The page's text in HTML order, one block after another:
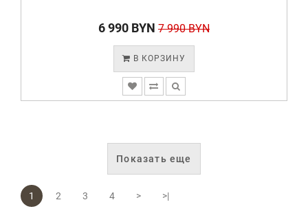
6 990 BYN 7 990 BYN
В КОРЗИНУ
Показать еще
1 2 3 4 >
>|